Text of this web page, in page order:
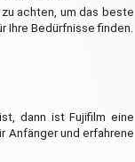
achten, um das beste
Ihre Bedürfnisse finden.
dann ist Fujifilm eine
Anfänger und erfahrene